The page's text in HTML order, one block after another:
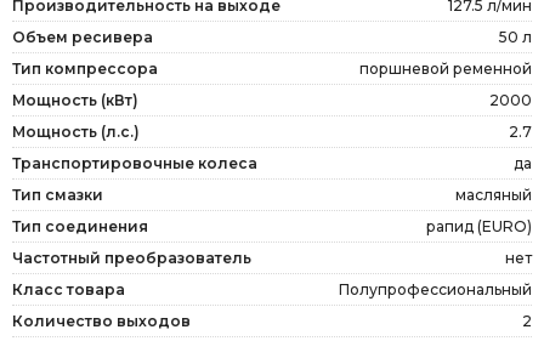
Производительность на выходе
127.5 л/мин
Объем ресивера
50 л
Тип компрессора
поршневой ременной
Мощность (кВт)
2000
Мощность (л.с.)
2.7
Транспортировочные колеса
да
Тип смазки
масляный
Тип соединения
рапид (EURO)
Частотный преобразователь
нет
Класс товара
Полупрофессиональный
Количество выходов
2